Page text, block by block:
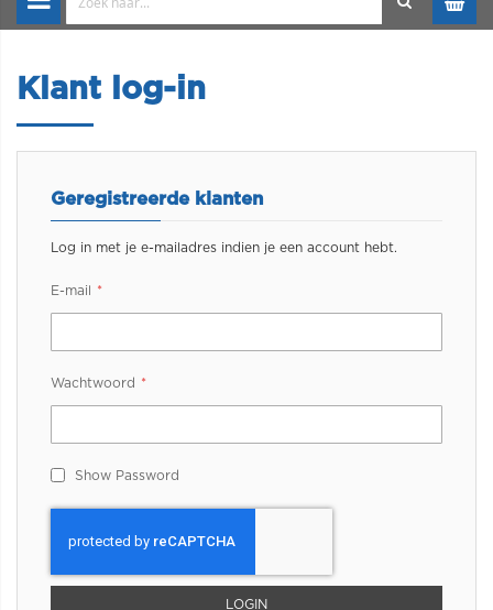
Klant log-in
Geregistreerde klanten
Log in met je e-mailadres indien je een account hebt.
E-mail
Wachtwoord
Show Password
LOGIN